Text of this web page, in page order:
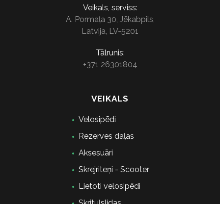
Veikals, serviss:
A. Pormaļa 30, Jēkabpils,
Latvija, LV-5201
Tālrunis:
+371 26301804
VEIKALS
Velosipēdi
Rezerves daļas
Aksesuāri
Skrejriteņi - Scooter
Lietoti velosipēdi